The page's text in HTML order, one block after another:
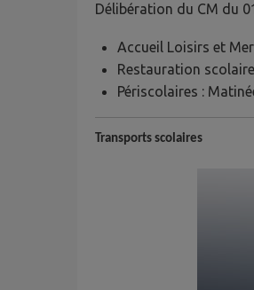
Délibération du CM du
Accueil Loisirs et
Restauration
Périscolaires :
Transports scolaires